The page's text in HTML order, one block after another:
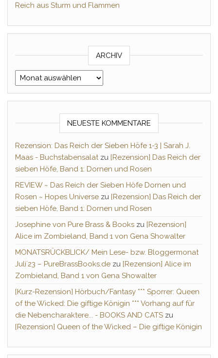
Reich aus Sturm und Flammen
ARCHIV
Archiv
NEUESTE KOMMENTARE
Rezension: Das Reich der Sieben Höfe 1-3 | Sarah J.
Maas - Buchstabensalatzu [Rezension] Das Reich der
sieben Höfe, Band 1: Dornen und Rosen
REVIEW ~ Das Reich der Sieben Höfe Dornen und
Rosen ~ Hopes Universe zu [Rezension] Das Reich der
sieben Höfe, Band 1: Dornen und Rosen
Josephine von Pure Brass & Books zu [Rezension]
Alice im Zombieland, Band 1 von Gena Showalter
MONATSRÜCKBLICK/ Mein Lese- bzw. Bloggermonat
Juli´23 – PureBrassBooks.de zu [Rezension] Alice im
Zombieland, Band 1 von Gena Showalter
[Kurz-Rezension] Hörbuch/Fantasy *** Sporrer: Queen
of the Wicked: Die giftige Königin *** Vorhang auf für
die Nebencharaktere... - BOOKS AND CATS zu
[Rezension] Queen of the Wicked – Die giftige Königin